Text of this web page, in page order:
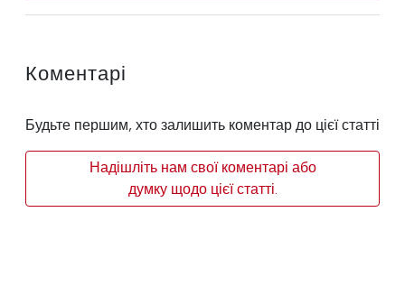
Коментарі
Будьте першим, хто залишить коментар до цієї статті
Надішліть нам свої коментарі або
думку щодо цієї статті.